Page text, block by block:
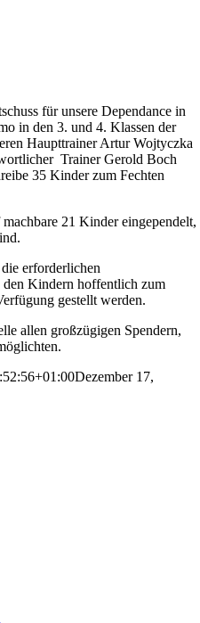
für unsere Dependance in
in den 3. und 4. Klassen der
Haupttrainer Artur Wojtyczka
Trainer Gerold Boch
35 Kinder zum Fechten
21 Kinder eingependelt,
erforderlichen
den Kindern hoffentlich zum
gestellt werden.
allen großzügigen Spendern,
Dezember 17,